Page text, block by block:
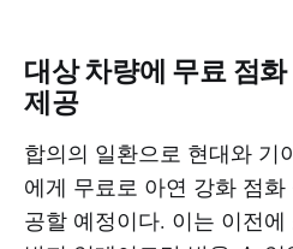
대상 차량에 무료 점
제공
합의의 일환으로 현대와 기
에게 무료로 아연 강화 점
공할 예정이다. 이는 이전